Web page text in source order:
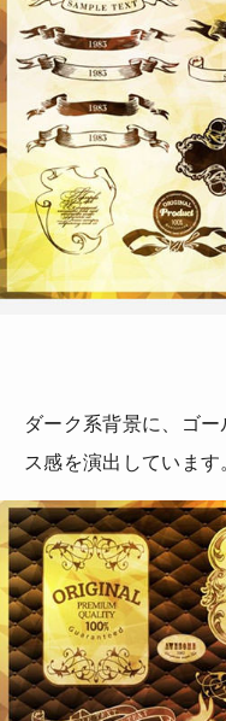
ダーク系背景に、ゴ
ス感を演出しています。